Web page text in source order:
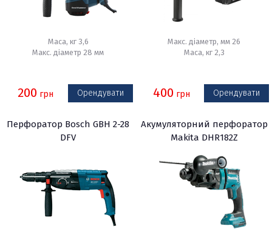
Маса, кг 3,6
Макс. діаметр 28 мм
200 грн Орендувати
Макс. діаметр, мм 26
Маса, кг 2,3
400 грн Орендувати
Перфоратор Bosch GBH 2-28
DFV
Акумуляторний перфоратор
Makita DHR182Z